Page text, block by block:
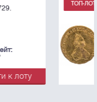
перейти к лоту